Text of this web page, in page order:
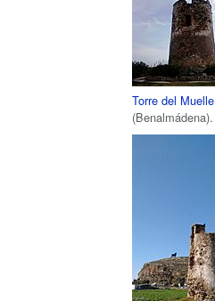
Torre del Muelle
(Benalmádena).